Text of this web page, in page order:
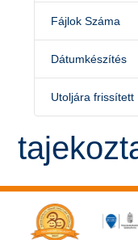
Fájlok Száma
Dátumkészítés
Utoljára frissített